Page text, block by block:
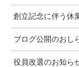
創立記念に伴う休
ブログ公開のおし
役員改選のお知ら